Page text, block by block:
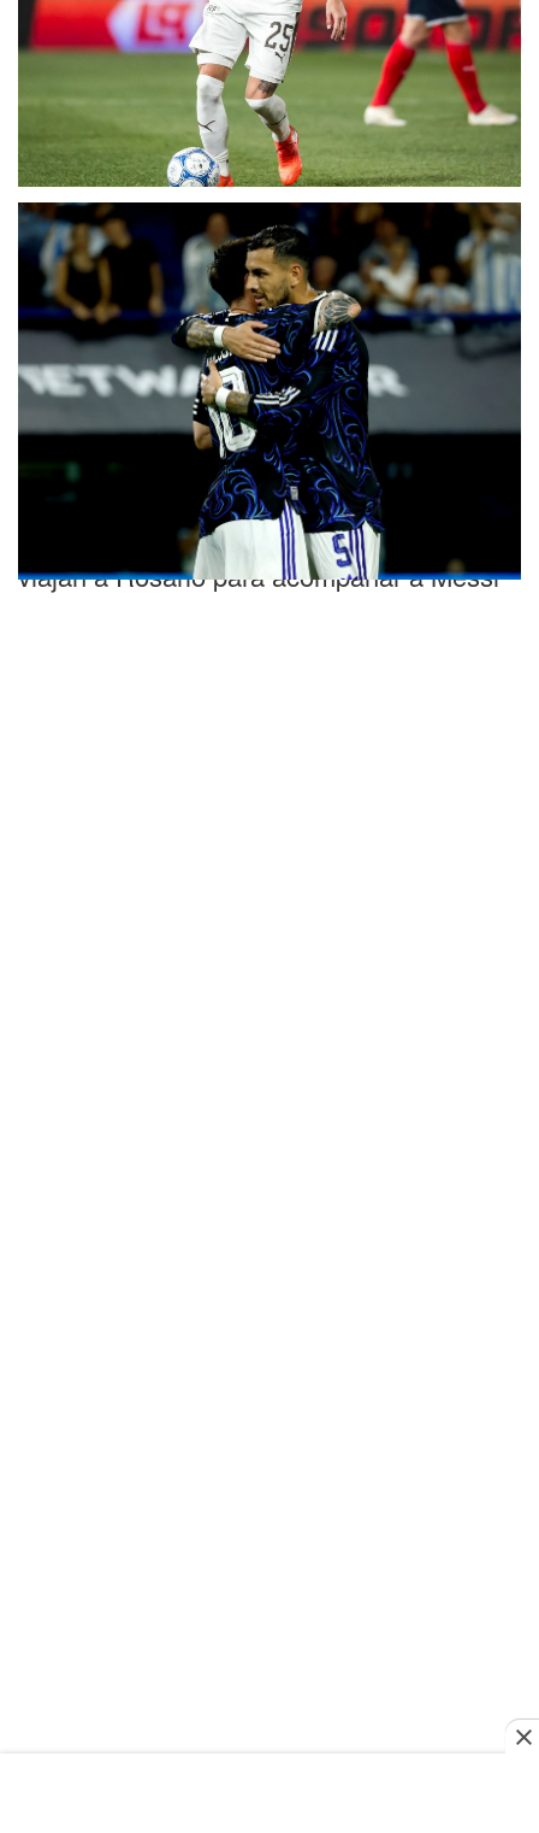
Independiente cayó de local con Platense,
que tuvo el reestreno de Martín Palermo
Paredes y otros jugadores de la Selección
viajan a Rosario para acompañar a Messi